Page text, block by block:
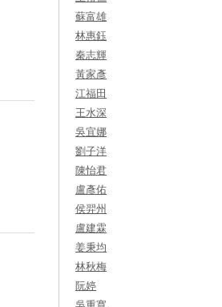
蘇富雄
林惠鈺
秦志輝
黃家彥
江福田
王水深
吳宜娜
劉子洋
陳怡君
盧彥佑
侯羿州
盧建霖
姜秉均
林秋梅
阮婷